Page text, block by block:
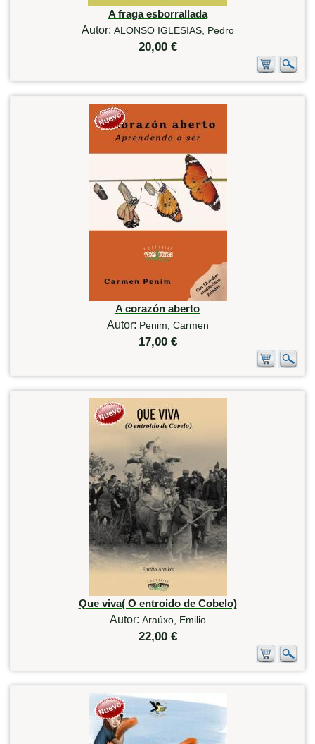
A fraga esborrallada
Autor: ALONSO IGLESIAS, Pedro
20,00 €
A corazón aberto
Autor: Penim, Carmen
17,00 €
Que viva( O entroido de Cobelo)
Autor: Araúxo, Emilio
22,00 €